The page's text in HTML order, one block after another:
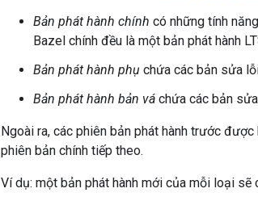
Bản phát hành chính có những tính
Bazel chính đều là một bản phát hành
Bản phát hành phụ chứa các bản sửa
Bản phát hành bản vá chứa các bản
Ngoài ra, các phiên bản phát hành trước
phiên bản chính tiếp theo.
Ví dụ: một bản phát hành mới của mỗi loại sẽ